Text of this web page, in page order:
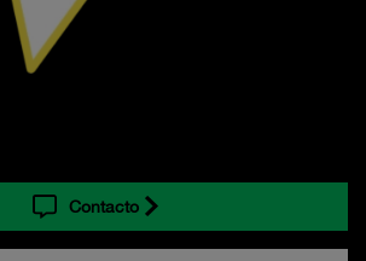
Contacto